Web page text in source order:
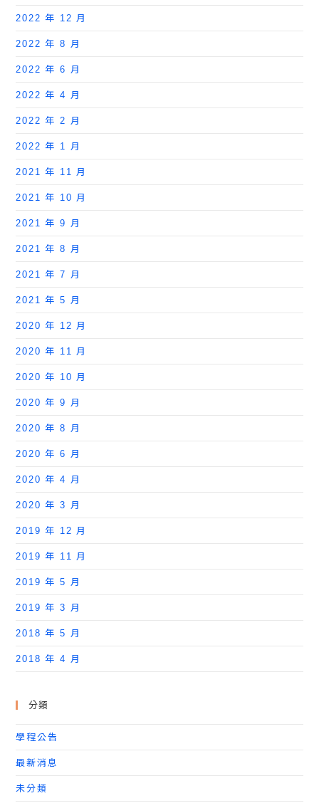
2022 年 12 月
2022 年 8 月
2022 年 6 月
2022 年 4 月
2022 年 2 月
2022 年 1 月
2021 年 11 月
2021 年 10 月
2021 年 9 月
2021 年 8 月
2021 年 7 月
2021 年 5 月
2020 年 12 月
2020 年 11 月
2020 年 10 月
2020 年 9 月
2020 年 8 月
2020 年 6 月
2020 年 4 月
2020 年 3 月
2019 年 12 月
2019 年 11 月
2019 年 5 月
2019 年 3 月
2018 年 5 月
2018 年 4 月
分類
學程公告
最新消息
未分類